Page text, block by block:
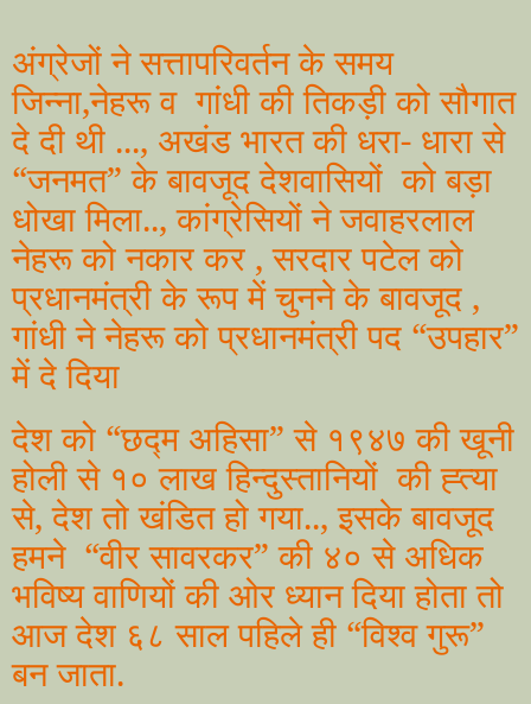
अंग्रेजों ने सत्तापरिवर्तन के समय
जिन्ना,नेहरू व गांधी की तिकड़ी को सौगात
दे दी थी ..., अखंड भारत की धरा- धारा से
“जनमत” के बावजूद देशवासियों को बड़ा
धोखा मिला.., कांग्रेसियों ने जवाहरलाल
नेहरू को नकार कर , सरदार पटेल को
प्रधानमंत्री के रूप में चुनने के बावजूद ,
गांधी ने नेहरू को प्रधानमंत्री पद “उपहार”
में दे दिया
देश को “छद्म अहिसा” से १९४७ की खूनी
होली से १० लाख हिन्दुस्तानियों की ह्त्या
से, देश तो खंडित हो गया.., इसके बावजूद
हमने “वीर सावरकर” की ४० से अधिक
भविष्य वाणियों की ओर ध्यान दिया होता तो
आज देश ६८ साल पहिले ही “विश्व गुरू”
बन जाता.